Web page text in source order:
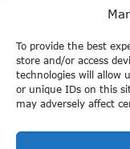
To provide the best
store and/or access
technologies will allow
or unique IDs on this
may adversely affect